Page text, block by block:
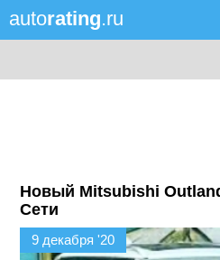
autorating.ru
Новый Mitsubishi
Сети
9 декабря '20